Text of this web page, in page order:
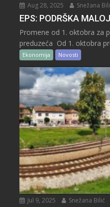
Aug 28, 2025 Snežana
EPS: PODRŠKA
Promene od 1. oktobra za
preduzeća Od 1. oktobra
Ekonomija Novosti
Jul 9, 2025 Snežana Bilić